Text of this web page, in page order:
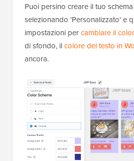
Puoi persino creare il tuo
selezionando 'Personalizzato' e
impostazioni percambiare il
di sfondo, ilcolore del testo in
ancora.